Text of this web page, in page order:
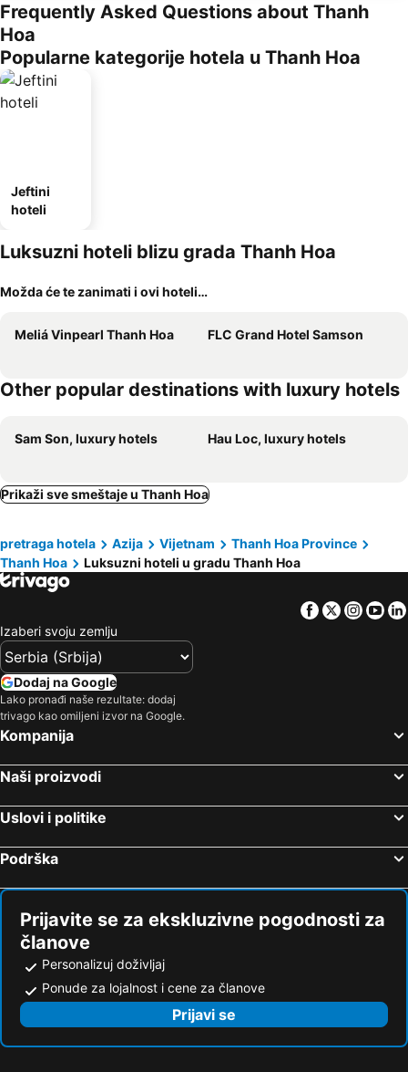
Frequently Asked Questions about Thanh
Hoa
Popularne kategorije hotela u Thanh Hoa
Jeftini
hoteli
Luksuzni hoteli blizu grada Thanh Hoa
Možda će te zanimati i ovi hoteli…
Meliá Vinpearl Thanh Hoa FLC Grand Hotel Samson
Other popular destinations with luxury hotels
Sam Son, luxury hotels Hau Loc, luxury hotels
Prikaži sve smeštaje u Thanh Hoa
pretraga hotela Azija Vijetnam
Thanh Hoa Province
Thanh Hoa
Luksuzni hoteli u gradu Thanh Hoa
Facebook
Twitter
Izaberi svoju zemlju
Dodaj na Google
Lako pronađi naše rezultate: dodaj
trivago kao omiljeni izvor na Google.
Kompanija
Naši proizvodi
Uslovi i politike
Podrška
Prijavite se za ekskluzivne pogodnosti za
članove
Personalizuj doživljaj
Ponude za lojalnost i cene za članove
Prijavi se